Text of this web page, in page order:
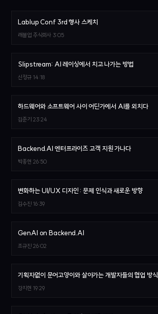
Lablup Conf 3rd 행사 스케치
래블업 주식회사 3:05
Slipstream: AI 레이싱에서 치고 나가는 방법
신정규 14:18
하드웨어와 소프트웨어 사이 어딘가에서 AI를 외치다
김준기 23:24
Backend.AI 엔터프라이즈 고객 지원 가나다
박종현 26:50
변화하는 UI/UX 디자인 : 문제 인식과 새로운 방향
김수진 16:39
GenAI on Backend.AI
조규진 26:02
기획자없이 문어고양이와 살아가는 개발자들의 협업 방식
강지현 19:29